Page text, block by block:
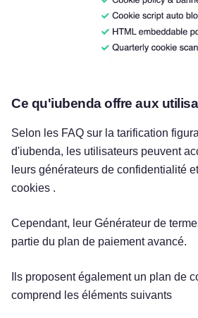
Ce qu'iubenda offre aux
Selon les FAQ sur la tarification
d'iubenda, les utilisateurs peuvent
leurs générateurs de confidentialité
cookies .
Cependant, leur Générateur de
partie du plan de paiement avancé.
Ils proposent également un plan de
comprend les éléments suivants